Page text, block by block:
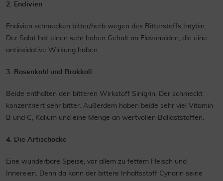
2. Endivien
Endivien schmecken bitter/herb wegen des Bitterstoffs Intybin.
Der Salat hat einen sehr hohen Gehalt an Flavonoiden, die eine
antioxidative Wirkung haben.
3. Rosenkohl und Brokkoli
Beide enthalten den bitteren Wirkstoff Sinigrin. Der schmeckt
konzentriert sehr bitter. Außerdem haben beide sehr viel Vitamin
B und C, Kalium und eine Menge an wertvollen Ballaststoffen.
4. Die Artischocke
Eine wunderbare Speise, vor allem zu fettem Fleisch und
Innereien. Denn da kann der bittere Inhaltsstoff Cynarin seine